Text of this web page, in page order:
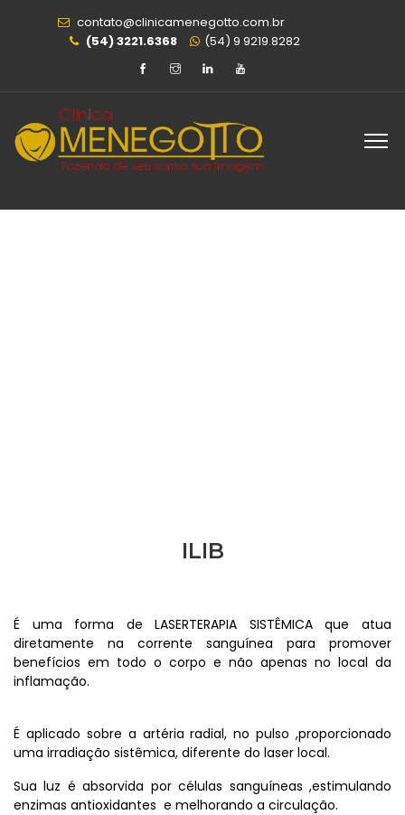
contato@clinicamenegotto.com.br
(54) 3221.6368
(54) 9 9219.8282
ILIB
É uma forma de LASERTERAPIA SISTÊMICA que atua
diretamente na corrente sanguínea para promover
benefícios em todo o corpo e não apenas no local da
inflamação.
É aplicado sobre a artéria radial, no pulso ,proporcionado
uma irradiação sistêmica, diferente do laser local.
Sua luz é absorvida por células sanguíneas ,estimulando
enzimas antioxidantes e melhorando a circulação.